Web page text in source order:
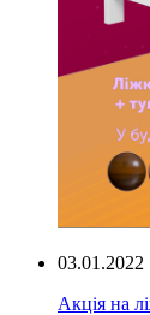
03.01.2022
Акція на